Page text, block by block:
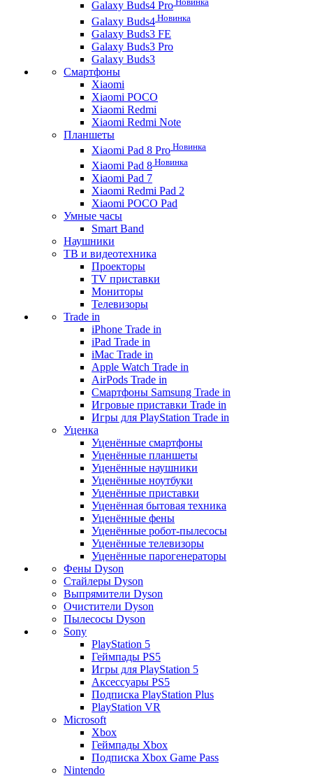
Galaxy Buds4 Pro
Galaxy Buds4 Новинка
Galaxy Buds3 FE
Galaxy Buds3 Pro
Galaxy Buds3
Смартфоны
Xiaomi
Xiaomi POCO
Xiaomi Redmi
Xiaomi Redmi Note
Планшеты
Xiaomi Pad 8 Pro Новинка
Xiaomi Pad 8 Новинка
Xiaomi Pad 7
Xiaomi Redmi Pad 2
Xiaomi POCO Pad
Умные часы
Smart Band
Наушники
ТВ и видеотехника
Проекторы
TV приставки
Мониторы
Телевизоры
Trade in
iPhone Trade in
iPad Trade in
iMac Trade in
Apple Watch Trade in
AirPods Trade in
Смартфоны Samsung Trade in
Игровые приставки Trade in
Игры для PlayStation Trade in
Уценка
Уценённые смартфоны
Уценённые планшеты
Уценённые наушники
Уценённые ноутбуки
Уценённые приставки
Уценённая бытовая техника
Уценённые фены
Уценённые робот-пылесосы
Уценённые телевизоры
Уценённые парогенераторы
Фены Dyson
Стайлеры Dyson
Выпрямители Dyson
Очистители Dyson
Пылесосы Dyson
Sony
PlayStation 5
Геймпады PS5
Игры для PlayStation 5
Аксессуары PS5
Подписка PlayStation Plus
PlayStation VR
Microsoft
Xbox
Геймпады Xbox
Подписка Xbox Game Pass
Nintendo